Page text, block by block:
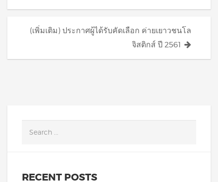
(เพิ่มเติม) ประกาศผู้ได้รับคัดเลือก ค่ายเยาวชนโล
จิสติกส์ ปี 2561
RECENT POSTS